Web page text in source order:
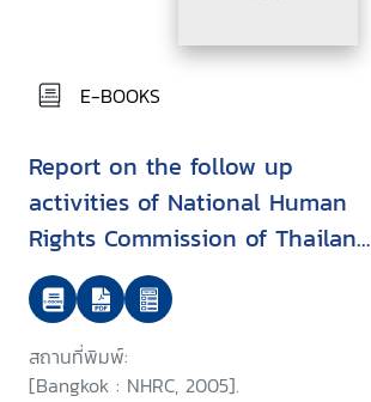
E-BOOKS
Report on the follow up
activities of National Human
Rights Commission of Thailand
on the APF-Brookings/Bern
project on internally displaced
persons
สถานที่พิมพ์:
[Bangkok : NHRC, 2005].